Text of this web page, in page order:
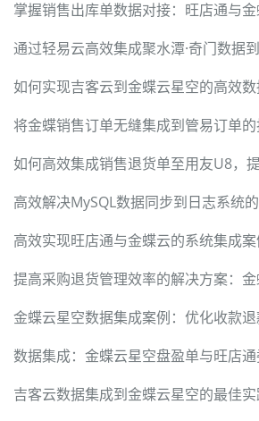
掌握销售出库单数据对接：旺店通与
通过轻易云高效集成聚水潭·奇门数据
如何实现吉客云到金蝶云星空的高效
将金蝶销售订单无缝集成到管易订单
如何高效集成销售退货单至用友U8，
高效解决MySQL数据同步到日志系统
高效实现旺店通与金蝶云的系统集成案
提高采购退货管理效率的解决方案：
金蝶云星空数据集成案例：优化收款
吉客云数据集成到金蝶云星空的最佳